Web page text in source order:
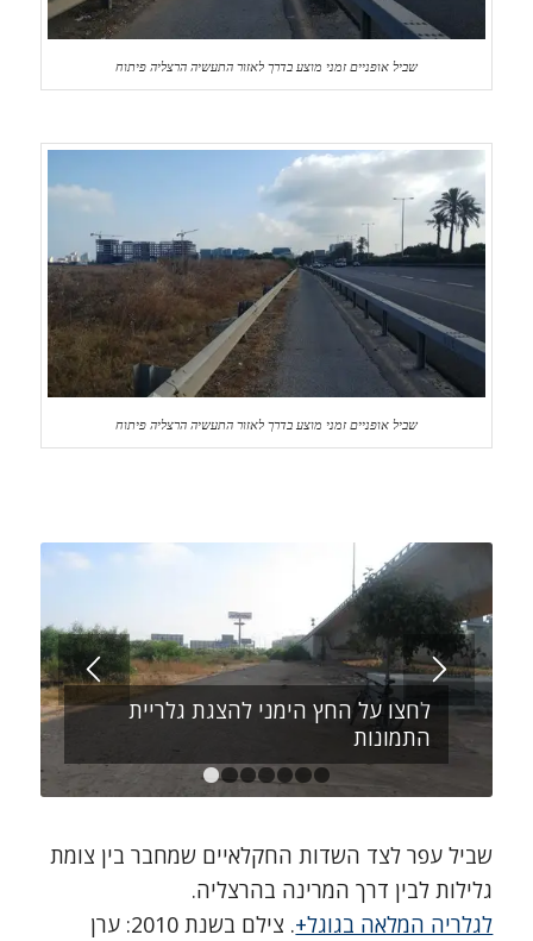
שביל אופניים זמני מוצע בדרך לאזור התעשיה הרצליה פיתוח
שביל אופניים זמני מוצע בדרך לאזור התעשיה הרצליה פיתוח
1 2 3 4 5 6 7
לחצו על החץ הימני להצגת גלריית
התמונות
שביל עפר לצד השדות החקלאיים שמחבר בין צומת
גלילות לבין דרך המרינה בהרצליה.
לגלריה המלאה בגוגל+
. צילם בשנת 2010: ערן